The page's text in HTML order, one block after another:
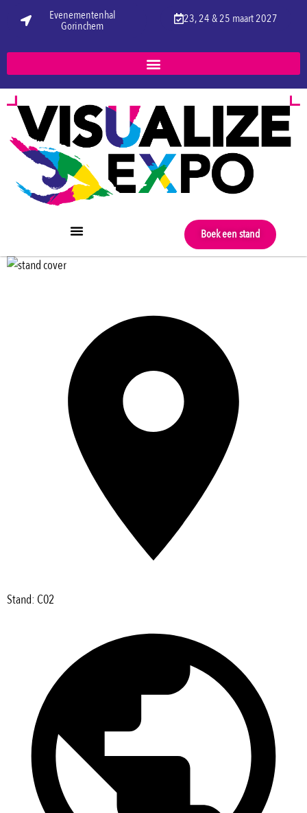
Evenementenhal
Gorinchem
23, 24 & 25 maart 2027
Boek een stand
Stand: C02